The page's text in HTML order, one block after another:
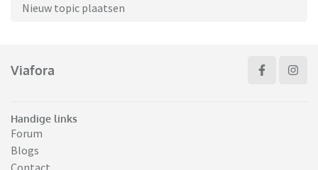
Nieuw topic plaatsen
Viafora
Handige links
Forum
Blogs